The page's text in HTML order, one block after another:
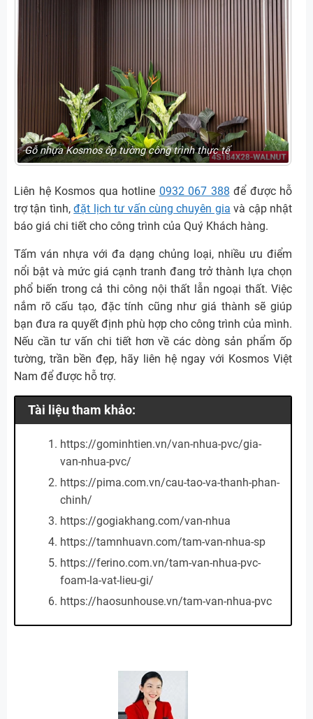
Gỗ nhựa Kosmos ốp tường công trình thực tế
Liên hệ Kosmos qua hotline 0932 067 388 để được hỗ
trợ tận tình,đặt lịch tư vấn cùng chuyên gia và cập nhật
báo giá chi tiết cho công trình của Quý Khách hàng.
Tấm ván nhựa với đa dạng chủng loại, nhiều ưu điểm
nổi bật và mức giá cạnh tranh đang trở thành lựa chọn
phổ biến trong cả thi công nội thất lẫn ngoại thất. Việc
nắm rõ cấu tạo, đặc tính cũng như giá thành sẽ giúp
bạn đưa ra quyết định phù hợp cho công trình của mình.
Nếu cần tư vấn chi tiết hơn về các dòng sản phẩm ốp
tường, trần bền đẹp, hãy liên hệ ngay với Kosmos Việt
Nam để được hỗ trợ.
Tài liệu tham khảo:
https://gominhtien.vn/van-nhua-pvc/gia-
van-nhua-pvc/
https://pima.com.vn/cau-tao-va-thanh-phan-
chinh/
https://gogiakhang.com/van-nhua
https://tamnhuavn.com/tam-van-nhua-sp
https://ferino.com.vn/tam-van-nhua-pvc-
foam-la-vat-lieu-gi/
https://haosunhouse.vn/tam-van-nhua-pvc